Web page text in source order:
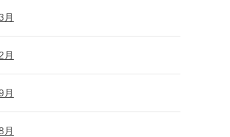
月
月
月
月